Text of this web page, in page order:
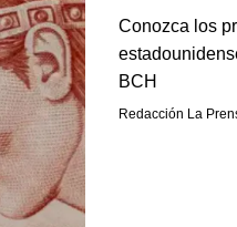
Conozca los
BCH
Redacción La